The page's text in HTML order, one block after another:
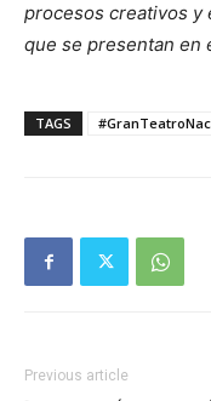
procesos creativos y
que se presentan en
TAGS
Previous article